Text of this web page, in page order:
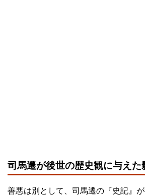
司馬遷が後世の歴史観に与えた
善悪は別として、司馬遷の『史記』